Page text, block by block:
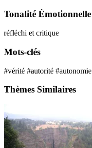
Tonalité Émotionnelle
réfléchi et critique
Mots-clés
#vérité #autorité #autonomie
Thèmes Similaires